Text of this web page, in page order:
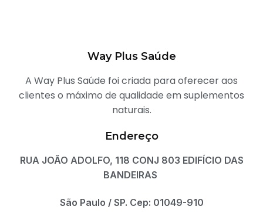
Way Plus Saúde
A Way Plus Saúde foi criada para oferecer aos
clientes o máximo de qualidade em suplementos
naturais.
Endereço
RUA JOÃO ADOLFO, 118 CONJ 803 EDIFÍCIO DAS
BANDEIRAS
São Paulo / SP. Cep: 01049-910